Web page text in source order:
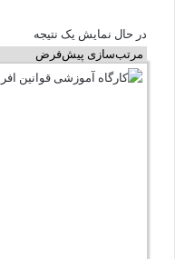
در حال نمایش یک نتیجه